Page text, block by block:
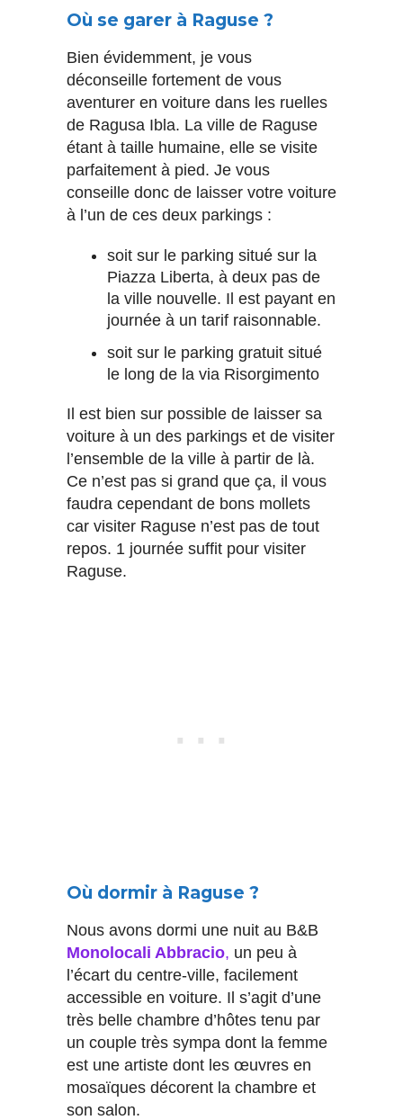
Où se garer à Raguse ?
Bien évidemment, je vous
déconseille fortement de vous
aventurer en voiture dans les ruelles
de Ragusa Ibla. La ville de Raguse
étant à taille humaine, elle se visite
parfaitement à pied. Je vous
conseille donc de laisser votre voiture
à l’un de ces deux parkings :
soit sur le parking situé sur la
Piazza Liberta, à deux pas de
la ville nouvelle. Il est payant en
journée à un tarif raisonnable.
soit sur le parking gratuit situé
le long de la via Risorgimento
Il est bien sur possible de laisser sa
voiture à un des parkings et de visiter
l’ensemble de la ville à partir de là.
Ce n’est pas si grand que ça, il vous
faudra cependant de bons mollets
car visiter Raguse n’est pas de tout
repos. 1 journée suffit pour visiter
Raguse.
Où dormir à Raguse ?
Nous avons dormi une nuit au B&B
Monolocali Abbracio, un peu à
l’écart du centre-ville, facilement
accessible en voiture. Il s’agit d’une
très belle chambre d’hôtes tenu par
un couple très sympa dont la femme
est une artiste dont les œuvres en
mosaïques décorent la chambre et
son salon.